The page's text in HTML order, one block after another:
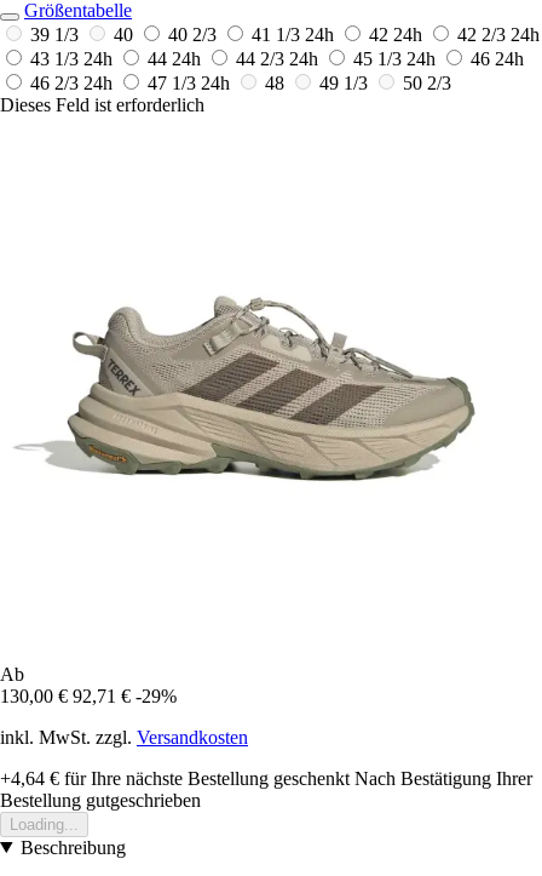
Größentabelle
39 1/3
40 40 2/3 41 1/3 24h 42 24h 42 2/3 24h
43 1/3 24h 44 24h 44 2/3 24h 45 1/3 24h 46 24h
46 2/3 24h 47 1/3 24h 48 49 1/3
50 2/3
Dieses Feld ist erforderlich
Ab
130,00 € 92,71 € -29%
inkl. MwSt. zzgl. Versandkosten
+4,64 € für Ihre nächste Bestellung geschenkt Nach Bestätigung Ihrer
Bestellung gutgeschrieben
Loading...
Beschreibung